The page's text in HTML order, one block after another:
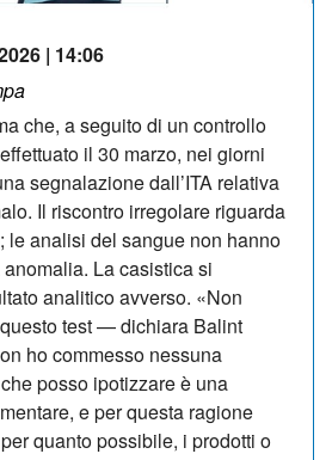
| 14:06
che, a seguito di un controllo
il 30 marzo, nei giorni
segnalazione dall’ITA relativa
Il riscontro irregolare riguarda
le analisi del sangue non hanno
La casistica si
analitico avverso. «Non
test — dichiara Balint
ho commesso nessuna
posso ipotizzare è una
e per questa ragione
quanto possibile, i prodotti o